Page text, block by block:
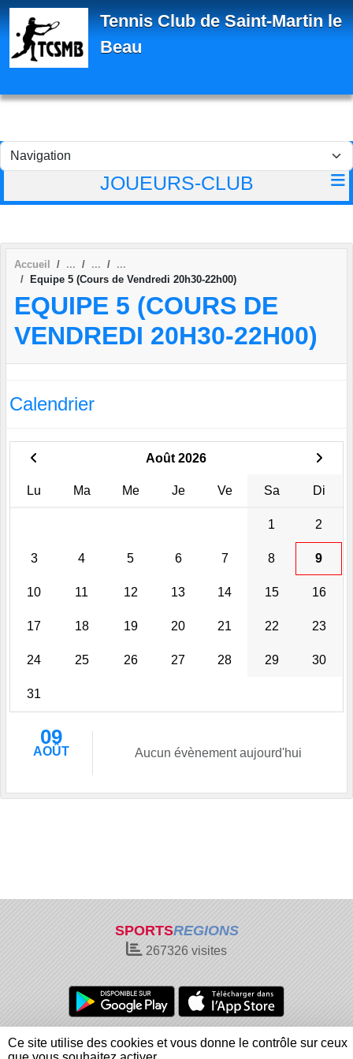
Tennis Club de Saint-Martin le
Beau
JOUEURS-CLUB
Accueil
Equipe 5 (Cours de Vendredi 20h30-22h00)
EQUIPE 5 (COURS DE
VENDREDI 20H30-22H00)
Calendrier
Août 2026
Lu Ma Me Je Ve Sa Di
1 2
3 4 5 6 7 8 9
10 11 12 13 14 15 16
17 18 19 20 21 22 23
24 25 26 27 28 29 30
31
09
AOÛT Aucun évènement aujourd'hui
SPORTSREGIONS
267326 visites
Charte cookies
Gestion des cookies
Informations légales
Signaler un contenu inapproprié
Panneau de gestion des cookies
Ce site utilise des cookies et vous donne le contrôle sur ceux